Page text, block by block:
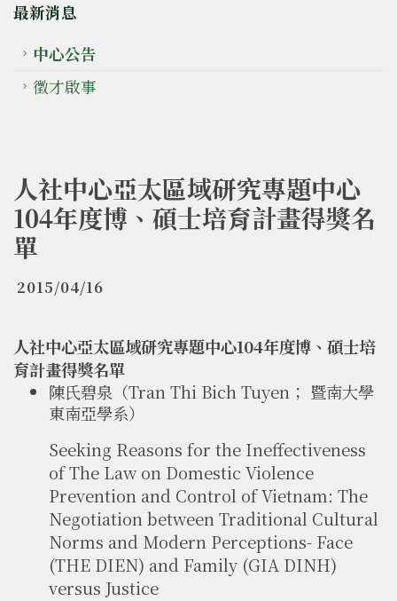
最新消息
中心公告
徵才啟事
人社中心亞太區域研究專題中心
104年度博、碩士培育計畫得獎名
單
2015/04/16
人社中心亞太區域研究專題中心104年度博、碩士培
育計畫得獎名單
陳氏碧泉（Tran Thi Bich Tuyen； 暨南大學
東南亞學系）
Seeking Reasons for the Ineffectiveness
of The Law on Domestic Violence
Prevention and Control of Vietnam: The
Negotiation between Traditional Cultural
Norms and Modern Perceptions- Face
(THE DIEN) and Family (GIA DINH)
versus Justice